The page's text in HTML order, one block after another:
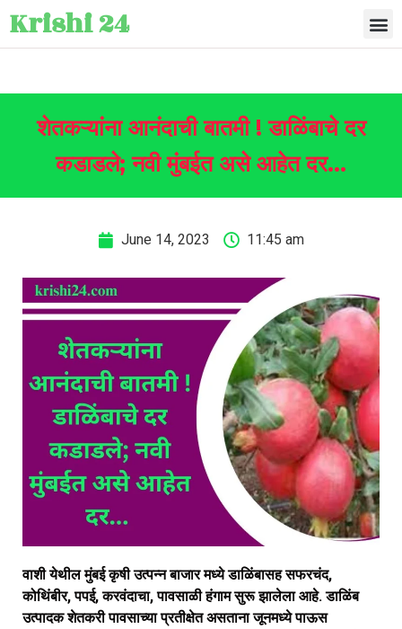
Krishi 24
शेतकऱ्यांना आनंदाची बातमी ! डाळिंबाचे दर
कडाडले; नवी मुंबईत असे आहेत दर…
June 14, 2023 11:45 am
वाशी येथील मुंबई कृषी उत्पन्न बाजार मध्ये डाळिंबासह सफरचंद,
कोथिंबीर, पपई, करवंदाचा, पावसाळी हंगाम सुरू झालेला आहे. डाळिंब
उत्पादक शेतकरी पावसाच्या प्रतीक्षेत असताना जूनमध्ये पाऊस